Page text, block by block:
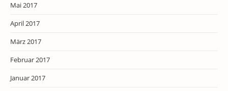
Mai 2017
April 2017
März 2017
Februar 2017
Januar 2017